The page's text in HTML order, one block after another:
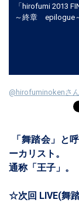
「hirofumi 2013
～終章 epilogue
@hirofuminokenさ
「舞踏会」と
ーカリスト。
通称「王子」。
☆次回 LIVE(舞